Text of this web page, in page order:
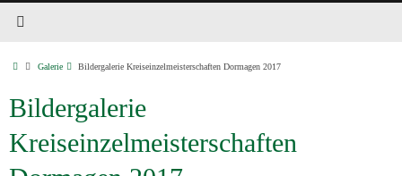
Galerie Bildergalerie Kreiseinzelmeisterschaften Dormagen 2017
Bildergalerie
Kreiseinzelmeisterschaften